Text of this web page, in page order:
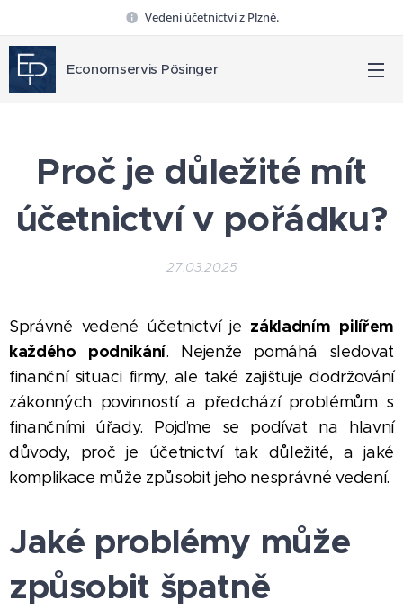
Vedení účetnictví z Plzně.
Economservis Pösinger
Proč je důležité mít
účetnictví v pořádku?
27.03.2025
Správně vedené účetnictví je základním pilířem
každého podnikání. Nejenže pomáhá sledovat
finanční situaci firmy, ale také zajišťuje dodržování
zákonných povinností a předchází problémům s
finančními úřady. Pojďme se podívat na hlavní
důvody, proč je účetnictví tak důležité, a jaké
komplikace může způsobit jeho nesprávné vedení.
Jaké problémy může
způsobit špatně